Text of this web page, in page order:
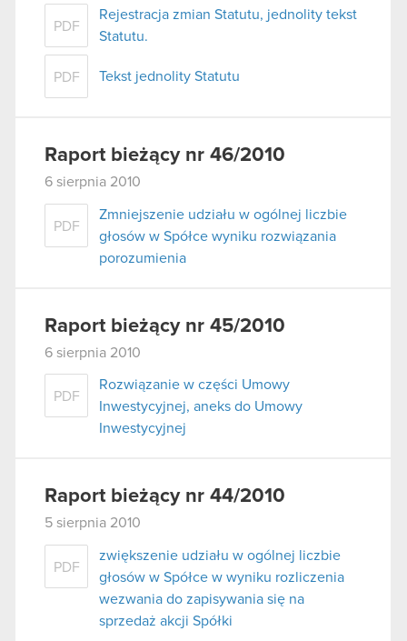
PDF
Rejestracja zmian Statutu, jednolity tekst
Statutu.
PDF Tekst jednolity Statutu
Raport bieżący nr 46/2010
6 sierpnia 2010
PDF
Zmniejszenie udziału w ogólnej liczbie
głosów w Spółce wyniku rozwiązania
porozumienia
Raport bieżący nr 45/2010
6 sierpnia 2010
PDF
Rozwiązanie w części Umowy
Inwestycyjnej, aneks do Umowy
Inwestycyjnej
Raport bieżący nr 44/2010
5 sierpnia 2010
PDF
zwiększenie udziału w ogólnej liczbie
głosów w Spółce w wyniku rozliczenia
wezwania do zapisywania się na
sprzedaż akcji Spółki